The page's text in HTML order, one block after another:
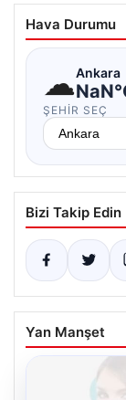
Hava Durumu
☁Ankara
ŞEHIR SEÇ
Bizi Takip Edin
Yan Manşet